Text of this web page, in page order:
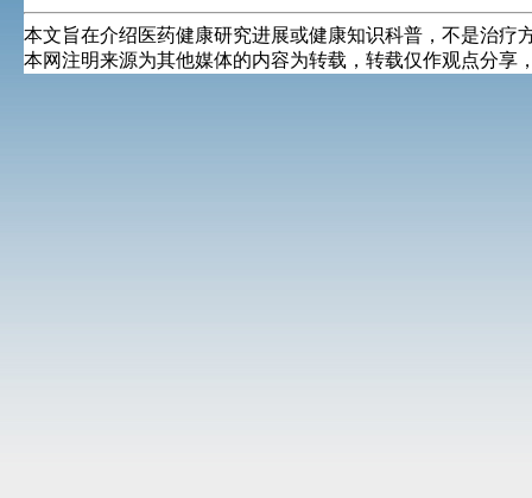
本文旨在介绍医药健康研究进展或健康知识科普，不是治
本网注明来源为其他媒体的内容为转载，转载仅作观点分享